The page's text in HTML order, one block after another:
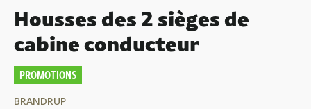
Housses des 2 sièges de
cabine conducteur
PROMOTIONS
BRANDRUP